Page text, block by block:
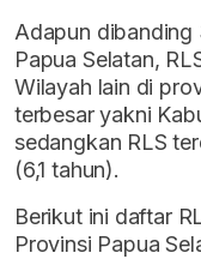
Adapun
Papua Selatan,
Wilayah lain di
terbesar yakni
sedangkan RLS
(6,1 tahun).
Berikut ini daftar
Provinsi Papua